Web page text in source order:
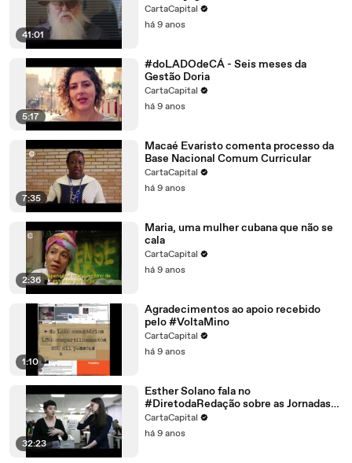
41:01
CartaCapital
há 9 anos
5:17
#doLADOdeCÁ - Seis meses da
Gestão Doria
CartaCapital
há 9 anos
7:35
Macaé Evaristo comenta processo da
Base Nacional Comum Curricular
CartaCapital
há 9 anos
2:36
Maria, uma mulher cubana que não se
cala
CartaCapital
há 9 anos
1:10
Agradecimentos ao apoio recebido
pelo #VoltaMino
CartaCapital
há 9 anos
32:23
Esther Solano fala no
#DiretodaRedação sobre as Jornadas
de Junho
CartaCapital
há 9 anos